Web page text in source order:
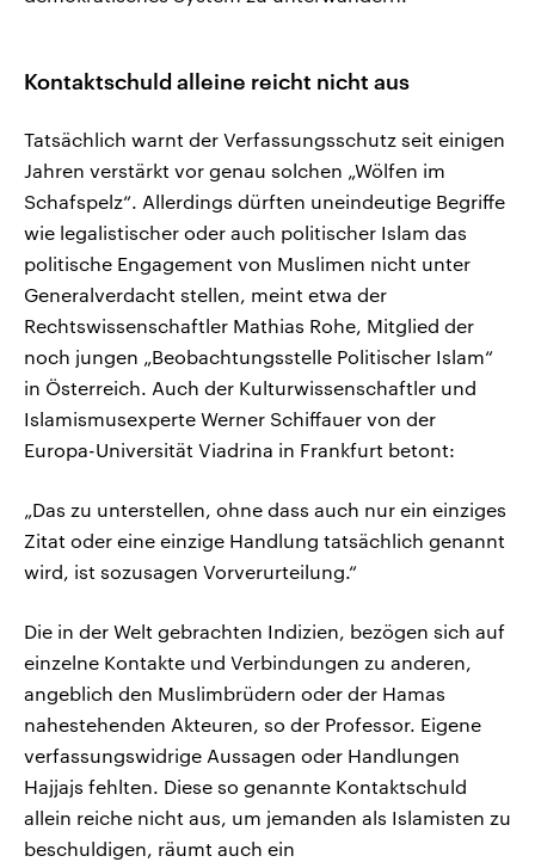
Kontaktschuld alleine reicht nicht aus
Tatsächlich warnt der Verfassungsschutz seit einigen
Jahren verstärkt vor genau solchen „Wölfen im
Schafspelz“. Allerdings dürften uneindeutige Begriffe
wie legalistischer oder auch politischer Islam das
politische Engagement von Muslimen nicht unter
Generalverdacht stellen, meint etwa der
Rechtswissenschaftler Mathias Rohe, Mitglied der
noch jungen „Beobachtungsstelle Politischer Islam“
in Österreich. Auch der Kulturwissenschaftler und
Islamismusexperte Werner Schiffauer von der
Europa-Universität Viadrina in Frankfurt betont:
„Das zu unterstellen, ohne dass auch nur ein einziges
Zitat oder eine einzige Handlung tatsächlich genannt
wird, ist sozusagen Vorverurteilung.“
Die in der Welt gebrachten Indizien, bezögen sich auf
einzelne Kontakte und Verbindungen zu anderen,
angeblich den Muslimbrüdern oder der Hamas
nahestehenden Akteuren, so der Professor. Eigene
verfassungswidrige Aussagen oder Handlungen
Hajjajs fehlten. Diese so genannte Kontaktschuld
allein reiche nicht aus, um jemanden als Islamisten zu
beschuldigen, räumt auch ein